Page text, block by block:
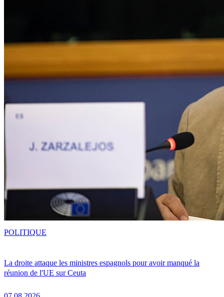
La droite attaque les ministres espagnols pour avoir manqué la
réunion de l'UE sur Ceuta
POLITIQUE